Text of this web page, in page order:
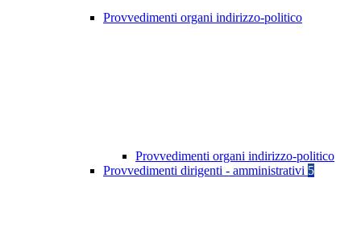
Provvedimenti organi indirizzo-politico
Provvedimenti organi indirizzo-politico
Provvedimenti dirigenti - amministrativi 5